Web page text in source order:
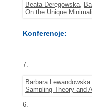
Beata Deręgowska,
On the Unique
Konferencje:
7.
Barbara Lewandowska.
Sampling Theory and
6.